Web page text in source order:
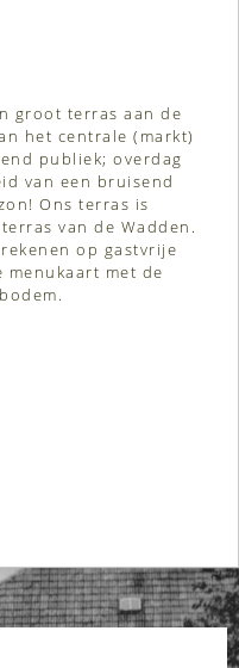
groot terras aan de
het centrale (markt)
publiek; overdag
van een bruisend
Ons terras is
van de Wadden.
op gastvrije
menukaart met de